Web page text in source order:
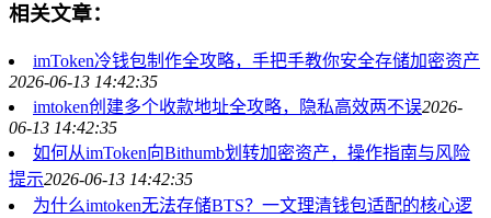
相关文章：
imToken冷钱包制作全攻略，手把手教你安全存储加密资产
2026-06-13 14:42:35
imtoken创建多个收款地址全攻略，隐私高效两不误2026-
06-13 14:42:35
如何从imToken向Bithumb划转加密资产，操作指南与风险
提示2026-06-13 14:42:35
为什么imtoken无法存储BTS？一文理清钱包适配的核心逻